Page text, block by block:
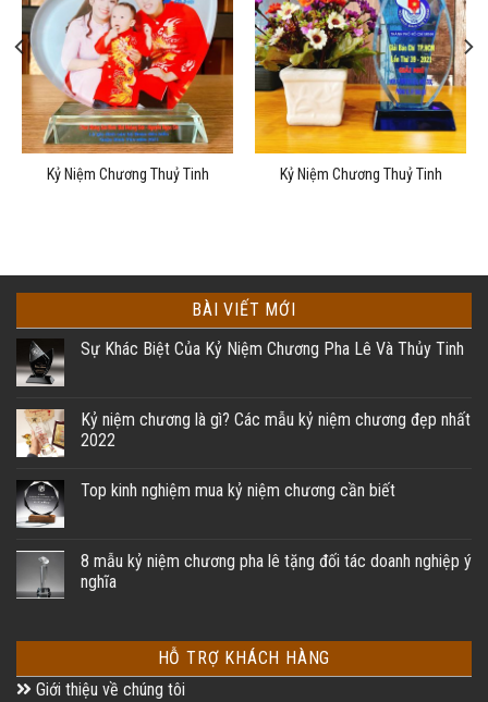
Kỷ Niệm Chương Thuỷ Tinh Kỷ Niệm Chương Thuỷ Tinh
BÀI VIẾT MỚI
Sự Khác Biệt Của Kỷ Niệm Chương Pha Lê Và Thủy Tinh
Kỷ niệm chương là gì? Các mẫu kỷ niệm chương đẹp nhất
2022
Top kinh nghiệm mua kỷ niệm chương cần biết
8 mẫu kỷ niệm chương pha lê tặng đối tác doanh nghiệp ý
nghĩa
HỖ TRỢ KHÁCH HÀNG
Giới thiệu về chúng tôi